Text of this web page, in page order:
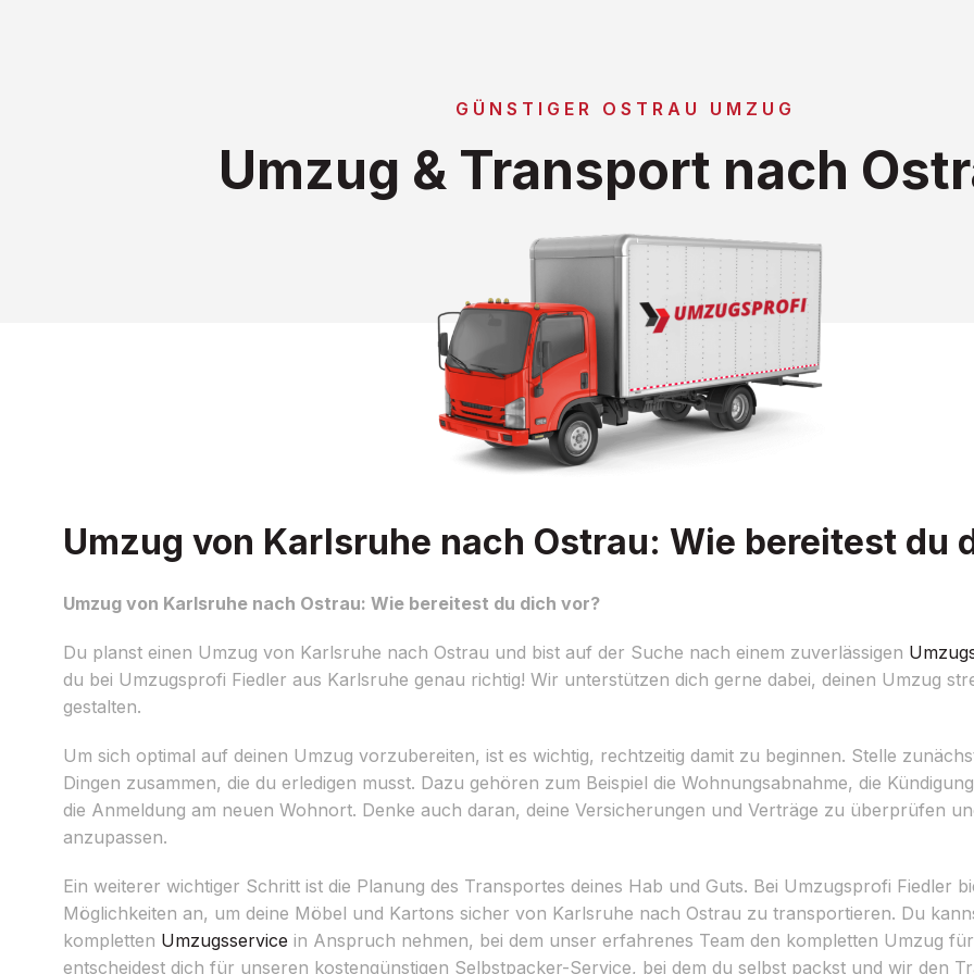
GÜNSTIGER OSTRAU UMZUG
Umzug & Transport nach
Umzug von Karlsruhe nach Ostrau: Wie bereitest du
Umzug von Karlsruhe nach Ostrau: Wie bereitest du dich vor?
Du planst einen Umzug von Karlsruhe nach Ostrau und bist auf der Suche nach einem zuverlässigen
du bei Umzugsprofi Fiedler aus Karlsruhe genau richtig! Wir unterstützen dich gerne dabei, deinen Umzug
gestalten.
Um sich optimal auf deinen Umzug vorzubereiten, ist es wichtig, rechtzeitig damit zu beginnen. Stelle
Dingen zusammen, die du erledigen musst. Dazu gehören zum Beispiel die Wohnungsabnahme, die
die Anmeldung am neuen Wohnort. Denke auch daran, deine Versicherungen und Verträge zu überprüfen
anzupassen.
Ein weiterer wichtiger Schritt ist die Planung des Transportes deines Hab und Guts. Bei Umzugsprofi Fiedler
Möglichkeiten an, um deine Möbel und Kartons sicher von Karlsruhe nach Ostrau zu transportieren. Du
kompletten Umzugsservice in Anspruch nehmen, bei dem unser erfahrenes Team den kompletten Umzug
entscheidest dich für unseren kostengünstigen Selbstpacker-Service, bei dem du selbst packst und wir den